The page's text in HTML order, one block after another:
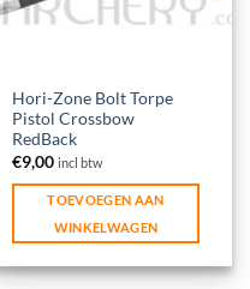
Hori-Zone Bolt Torpe
Pistol Crossbow
RedBack
€9,00 incl btw
TOEVOEGEN AAN
WINKELWAGEN